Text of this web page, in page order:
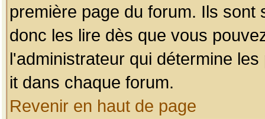
première page du forum. Ils
donc les lire dès que vous
l'administrateur qui détermine
it dans chaque forum.
Revenir en haut de page